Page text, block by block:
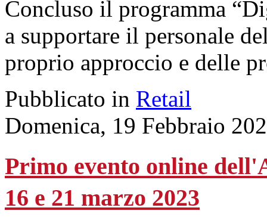
Concluso il programma
a supportare il personale
proprio approccio e delle
Pubblicato in Retail
Domenica, 19 Febbraio
Primo evento online
16 e 21 marzo 2023